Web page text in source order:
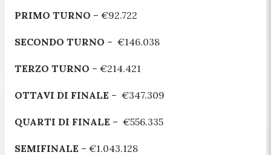
PRIMO TURNO – €92.722
SECONDO TURNO – €146.038
TERZO TURNO – €214.421
OTTAVI DI FINALE – €347.309
QUARTI DI FINALE – €556.335
SEMIFINALE – €1.043.128